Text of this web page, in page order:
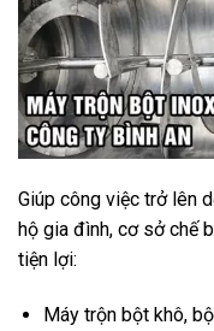
Giúp công việc trở lên
hộ gia đình, cơ sở chế
tiện lợi:
Máy trộn bột khô,